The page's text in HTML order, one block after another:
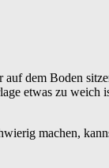
dem Boden
etwas zu
machen,